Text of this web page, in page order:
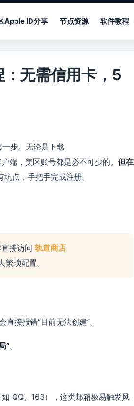
Apple ID分享 节点资源 软件教程
无需信用卡，5
步。无论是下载
端，美区账号都是必不可少的。 但在
点，手把手完成注册。
接访问 轨道商店
琐配置。
接报错“目前无法创建”。
”。
QQ、163），这类邮箱极易触发风